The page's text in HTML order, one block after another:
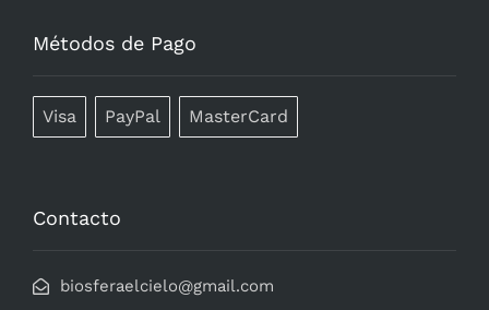
Métodos de Pago
Visa PayPal MasterCard
Contacto
biosferaelcielo@gmail.com